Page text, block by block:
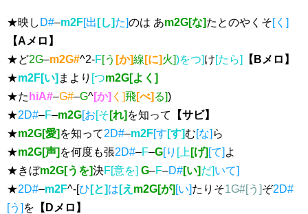
★映し D#–m2F[出 [し]た]のは あm2G[な]たとのやくそ[く]
【Aメロ】
★ど2G–m2G#^2-F[う [か]線 [に]火])をつ]け[たら]
【Bメロ】
★m2F[い] まより [つm2G[よく]
★た hiA#–G#–G^[か] く]飛[べ] る])
★2D#–F–m2G[お[そ [れ] を知って
【サビ】
★m2G[愛] を知って2D#–m2F[す [す]む[な] ら
★m2G[声] を何度も張2D#–F–G[り [上 [げ] [て] よ
★きぼm2G[うを]決F[意を] G–F–D#[い]だ]いて]
★2D#–m2F^-[ひ [と]は [え m2G[が] [い]たりそ1G#[う]ぞ2D#
[う] を 【Dメロ】